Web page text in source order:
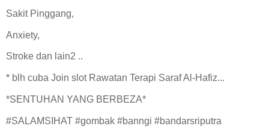
Sakit Pinggang,
Anxiety,
Stroke dan lain2 ..
* blh cuba Join slot Rawatan Terapi Saraf Al-Hafiz...
*SENTUHAN YANG BERBEZA*
#SALAMSIHAT #gombak #banngi #bandarsriputra